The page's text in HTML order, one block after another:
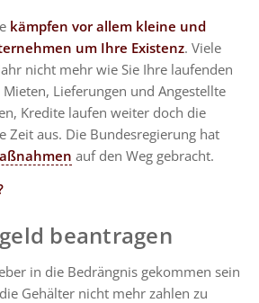
kämpfen vor allem kleine und
um Ihre Existenz. Viele
nicht mehr wie Sie Ihre laufenden
Lieferungen und Angestellte
Kredite laufen weiter doch die
Zeit aus. Die Bundesregierung hat
auf den Weg gebracht.
beantragen
in die Bedrängnis gekommen sein
Gehälter nicht mehr zahlen zu